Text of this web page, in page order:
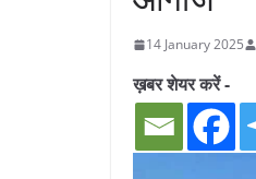
14 January 2025
ख़बर शेयर करें -